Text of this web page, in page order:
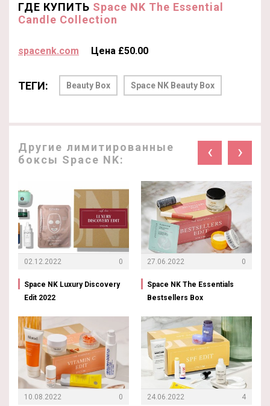
ГДЕ КУПИТЬ Space NK The Essential
Candle Collection
spacenk.com Цена £50.00
ТЕГИ: Beauty Box Space NK Beauty Box
Другие лимитированные
боксы Space NK:
‹ ›
02.12.2022 0
Space NK Luxury Discovery
Edit 2022
10.08.2022 0
27.06.2022 0
Space NK The Essentials
Bestsellers Box
24.06.2022 4